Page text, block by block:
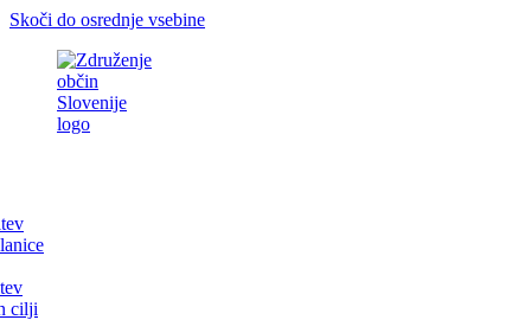
Skoči do osrednje vsebine
cilji